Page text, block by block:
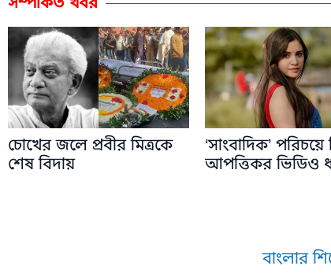
চোখের জলে প্রবীর মিত্রকে
শেষ বিদায়
‘সাংবাদিক’
আপত্তিকর ভিডিও
বাংলার